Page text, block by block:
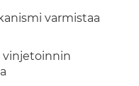
varmistaa
vinjetoinnin